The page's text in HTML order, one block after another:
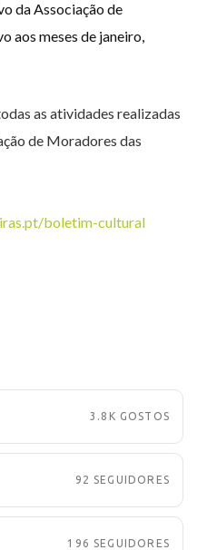
da Associação de
aos meses de janeiro,
as atividades realizadas
de Moradores das
boletim-cultural
3.8K GOSTOS
92 SEGUIDORES
196 SEGUIDORES